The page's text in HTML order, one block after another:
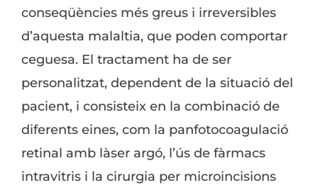
conseqüències més greus i irreversibles
d’aquesta malaltia, que poden comportar
ceguesa. El tractament ha de ser
personalitzat, dependent de la situació del
pacient, i consisteix en la combinació de
diferents eines, com la panfotocoagulació
retinal amb làser argó, l’ús de fàrmacs
intravitris i la cirurgia per microincisions